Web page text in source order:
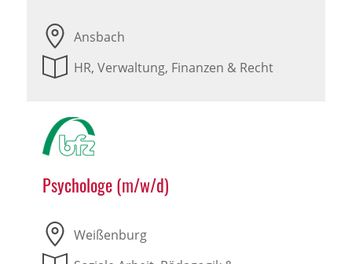
Ansbach
HR, Verwaltung, Finanzen & Recht
Psychologe (m/w/d)
Weißenburg